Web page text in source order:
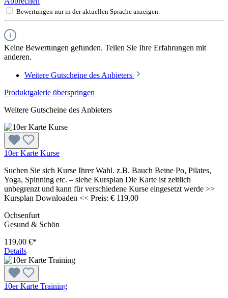
Bewertungen nur in der aktuellen Sprache anzeigen.
Keine Bewertungen gefunden. Teilen Sie Ihre Erfahrungen mit
anderen.
Weitere Gutscheine des Anbieters
Produktgalerie überspringen
Weitere Gutscheine des Anbieters
10er Karte Kurse
Suchen Sie sich Kurse Ihrer Wahl. z.B. Bauch Beine Po, Pilates,
Yoga, Spinning etc. – siehe Kursplan Die Karte ist zeitlich
unbegrenzt und kann für verschiedene Kurse eingesetzt werde >>
Kursplan Downloaden << Preis: € 119,00
Ochsenfurt
Gesund & Schön
119,00 €*
Details
10er Karte Training